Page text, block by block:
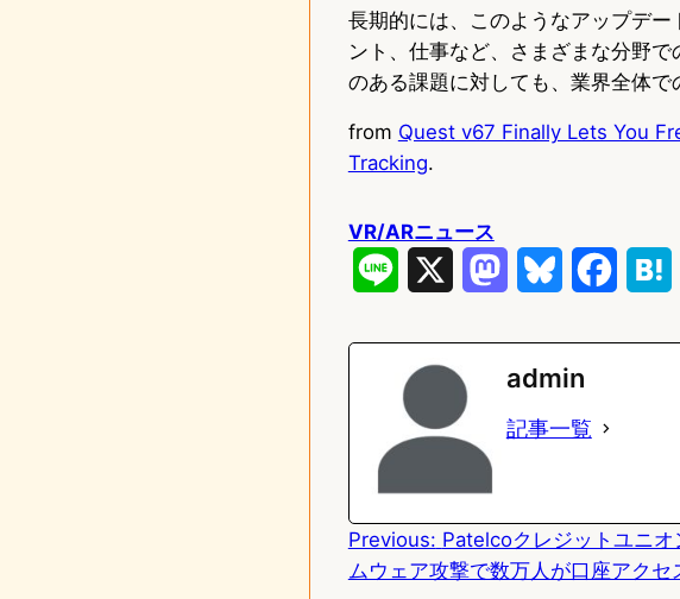
長期的には、このようなアップデ
ント、仕事など、さまざまな分野
のある課題に対しても、業界全体で
from Quest v67 Finally Lets You
Tracking.
VR/ARニュース
e
o
n
y
o
k
admin
記事一覧
Previous: Patelcoクレジットユニオ
ムウェア攻撃で数万人が口座アクセ